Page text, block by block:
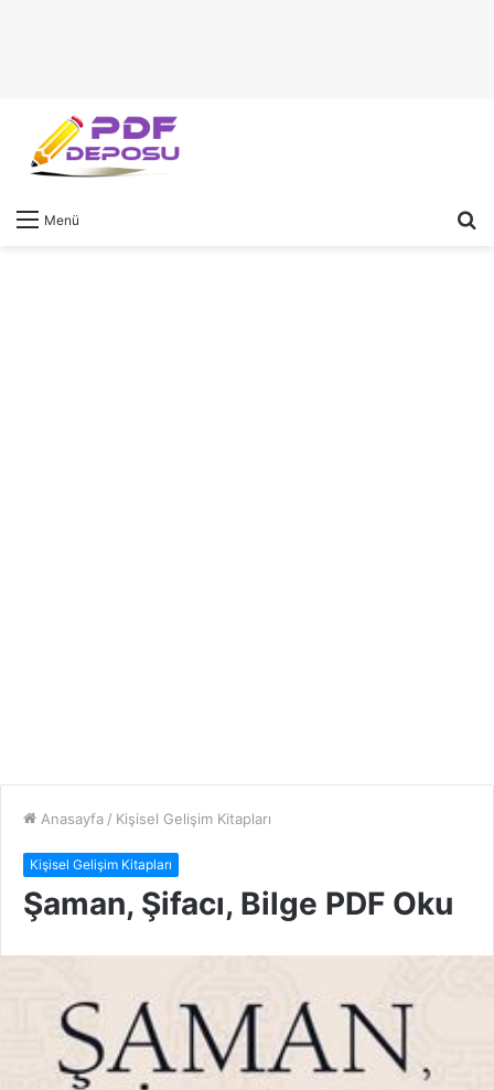
Menü
Anasayfa / Kişisel Gelişim Kitapları
Kişisel Gelişim Kitapları
Şaman, Şifacı, Bilge PDF Oku